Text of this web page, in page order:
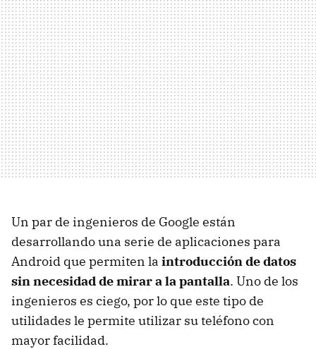
Un par de ingenieros de Google están
desarrollando una serie de aplicaciones para
Android que permiten la introducción de datos
sin necesidad de mirar a la pantalla. Uno de los
ingenieros es ciego, por lo que este tipo de
utilidades le permite utilizar su teléfono con
mayor facilidad.